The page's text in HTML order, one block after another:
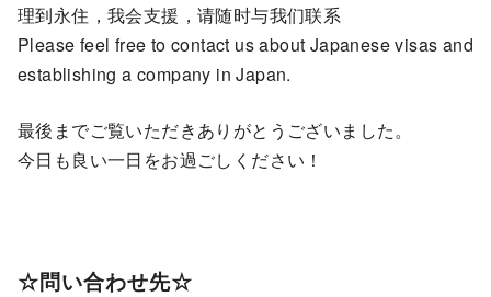
理到永住，我会支援，请随时与我们联系
Please feel free to contact us about Japanese visas and
establishing a company in Japan.
最後までご覧いただきありがとうございました。
今日も良い一日をお過ごしください！
☆問い合わせ先☆